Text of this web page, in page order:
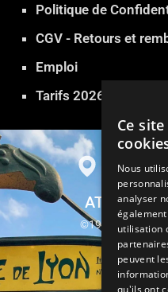
Politique de
CGV - Retours et
Emploi
Tarifs 2026
©1999-2026
13, rue
Métro
Ce
Nous
analyser
utilisation
peuvent
qu'ils ont